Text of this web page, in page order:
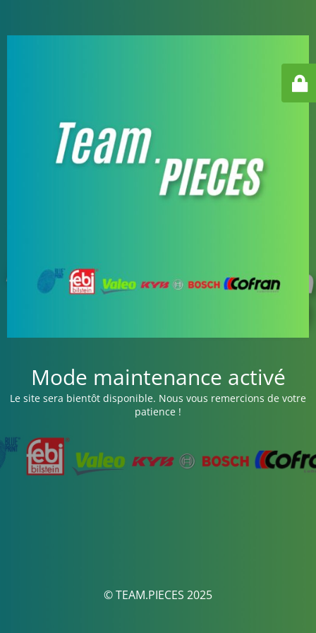
Mode maintenance activé
Le site sera bientôt disponible. Nous vous remercions de votre
patience !
© TEAM.PIECES 2025